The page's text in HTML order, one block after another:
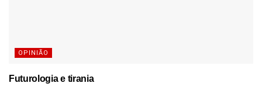
OPINIÃO
Futurologia e tirania